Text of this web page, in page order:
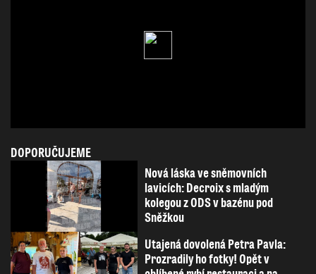
DOPORUČUJEME
Nová láska ve sněmovních
lavicích: Decroix s mladým
kolegou z ODS v bazénu pod
Sněžkou
Utajená dovolená Petra Pavla:
Prozradily ho fotky! Opět v